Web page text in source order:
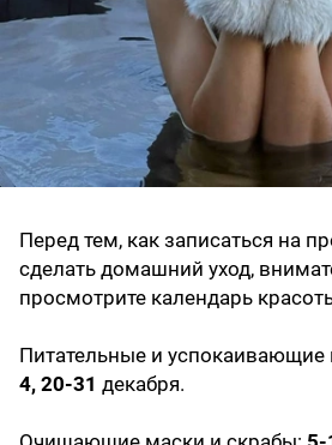
Перед тем, как записаться на
сделать домашний уход,
просмотрите календарь
Питательные и успокаивающие
4, 20-31 декабря.